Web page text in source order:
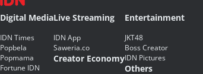
Digital Media
IDN Times
Popbela
Popmama
Fortune IDN
Live Streaming
IDN App
Saweria.co
Creator Economy
Entertainment
JKT48
Boss Creator
IDN Pictures
Others